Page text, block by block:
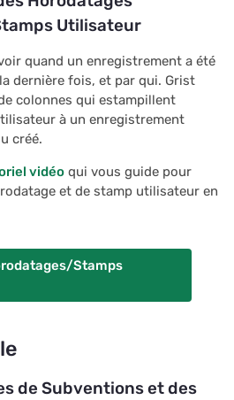
Utilisateur
quand un enregistrement a été
dernière fois, et par qui. Grist
colonnes qui estampillent
à un enregistrement
créé.
vidéo qui vous guide pour
et de stamp utilisateur en
Stamps
de Subventions et des